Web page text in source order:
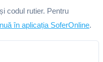
codul rutier. Pentru
în aplicația SoferOnline.